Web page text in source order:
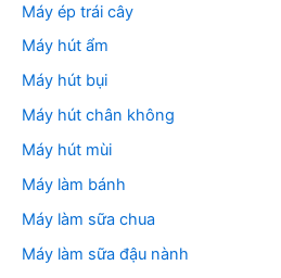
Máy ép trái cây
Máy hút ẩm
Máy hút bụi
Máy hút chân không
Máy hút mùi
Máy làm bánh
Máy làm sữa chua
Máy làm sữa đậu nành